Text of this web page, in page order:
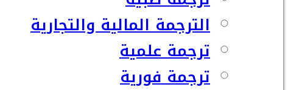
الترجمة المالية والتجارية
ترجمة علمية
ترجمة فورية